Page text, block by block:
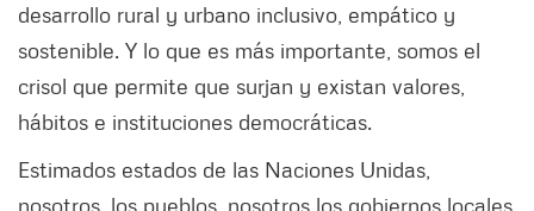
desarrollo rural y urbano inclusivo, empático y
sostenible. Y lo que es más importante, somos el
crisol que permite que surjan y existan valores,
hábitos e instituciones democráticas.
Estimados estados de las Naciones Unidas,
nosotros, los pueblos, nosotros los gobiernos locales